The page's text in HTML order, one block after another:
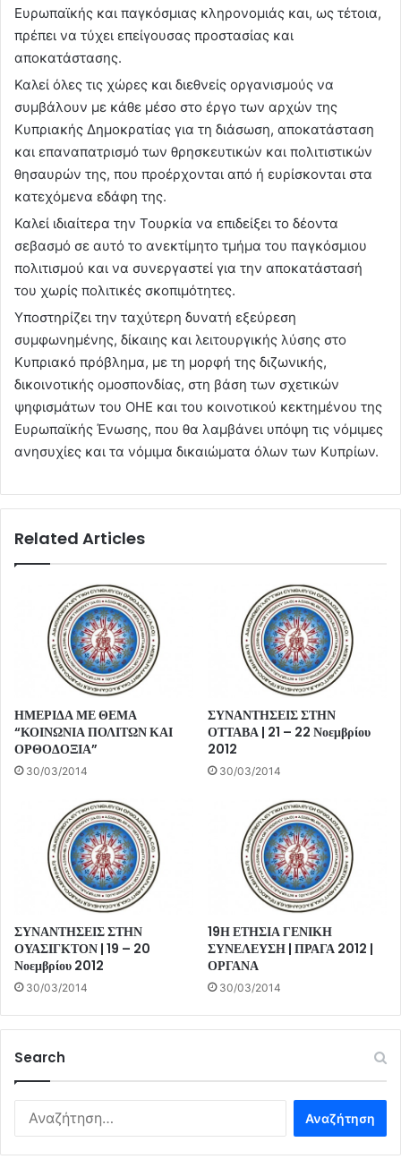
Ευρωπαϊκής και παγκόσμιας κληρονομιάς και, ως τέτοια,
πρέπει να τύχει επείγουσας προστασίας και
αποκατάστασης.
Καλεί όλες τις χώρες και διεθνείς οργανισμούς να
συμβάλουν με κάθε μέσο στο έργο των αρχών της
Κυπριακής Δημοκρατίας για τη διάσωση, αποκατάσταση
και επαναπατρισμό των θρησκευτικών και πολιτιστικών
θησαυρών της, που προέρχονται από ή ευρίσκονται στα
κατεχόμενα εδάφη της.
Καλεί ιδιαίτερα την Τουρκία να επιδείξει το δέοντα
σεβασμό σε αυτό το ανεκτίμητο τμήμα του παγκόσμιου
πολιτισμού και να συνεργαστεί για την αποκατάστασή
του χωρίς πολιτικές σκοπιμότητες.
Υποστηρίζει την ταχύτερη δυνατή εξεύρεση
συμφωνημένης, δίκαιης και λειτουργικής λύσης στο
Κυπριακό πρόβλημα, με τη μορφή της διζωνικής,
δικοινοτικής ομοσπονδίας, στη βάση των σχετικών
ψηφισμάτων του ΟΗΕ και του κοινοτικού κεκτημένου της
Ευρωπαϊκής Ένωσης, που θα λαμβάνει υπόψη τις νόμιμες
ανησυχίες και τα νόμιμα δικαιώματα όλων των Κυπρίων.
Related Articles
ΗΜΕΡΙΔΑ ΜΕ ΘΕΜΑ
“ΚΟΙΝΩΝΙΑ ΠΟΛΙΤΩΝ ΚΑΙ
ΟΡΘΟΔΟΞΙΑ”
30/03/2014
ΣΥΝΑΝΤΗΣΕΙΣ ΣΤΗΝ
ΟΤΤΑΒΑ | 21 – 22 Νοεμβρίου
2012
30/03/2014
ΣΥΝΑΝΤΗΣΕΙΣ ΣΤΗΝ
ΟΥΑΣΙΓΚΤΟΝ | 19 – 20
Νοεμβρίου 2012
30/03/2014
19Η ΕΤΗΣΙΑ ΓΕΝΙΚΗ
ΣΥΝΕΛΕΥΣΗ | ΠΡΑΓΑ 2012 |
ΟΡΓΑΝΑ
30/03/2014
Search